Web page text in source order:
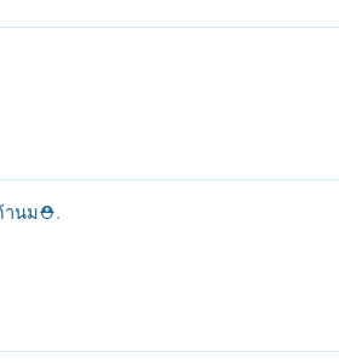
านม⛑️.